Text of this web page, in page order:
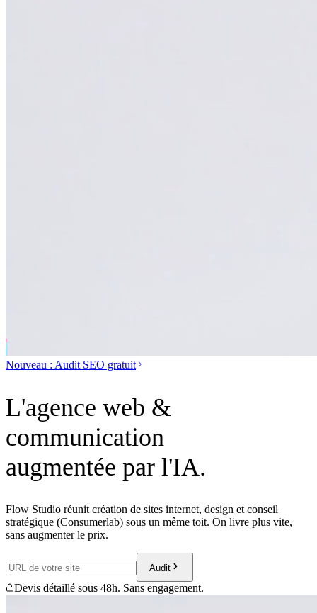
Nouveau : Audit SEO gratuit
L'agence web &
communication
augmentée par l'IA.
Flow Studio réunit création de sites internet, design et conseil
stratégique (Consumerlab) sous un même toit. On livre plus vite,
sans augmenter le prix.
Audit
Devis détaillé sous 48h. Sans engagement.